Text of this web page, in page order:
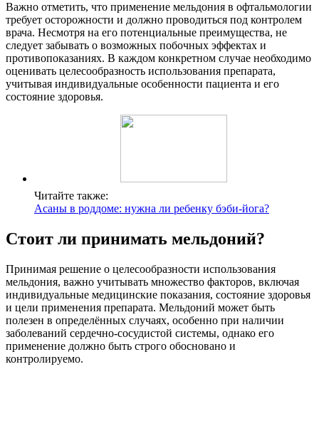
Важно отметить, что применение мельдония в офтальмологии
требует осторожности и должно проводиться под контролем
врача. Несмотря на его потенциальные преимущества, не
следует забывать о возможных побочных эффектах и
противопоказаниях. В каждом конкретном случае необходимо
оценивать целесообразность использования препарата,
учитывая индивидуальные особенности пациента и его
состояние здоровья.
Читайте также:
Асаны в роддоме: нужна ли ребенку бэби-йога?
Стоит ли принимать мельдоний?
Принимая решение о целесообразности использования
мельдония, важно учитывать множество факторов, включая
индивидуальные медицинские показания, состояние здоровья
и цели применения препарата. Мельдоний может быть
полезен в определённых случаях, особенно при наличии
заболеваний сердечно-сосудистой системы, однако его
применение должно быть строго обосновано и
контролируемо.